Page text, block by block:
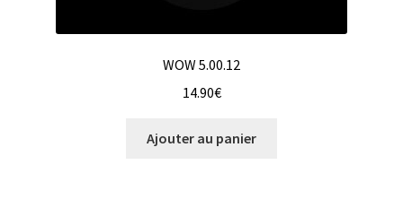
WOW 5.00.12
14.90€
Ajouter au panier